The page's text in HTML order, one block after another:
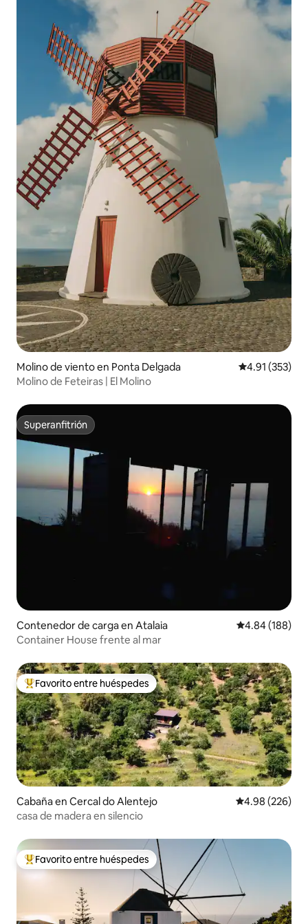
Molino de viento en Ponta Delgada Calificación
4.91 (353)
Molino de Feteiras | El Molino
Superanfitrión
Superanfitrión
Contenedor de carga en Atalaia Calificación
4.84 (188)
Container House frente al mar
De los mejores en Favorito entre huéspedes
Favorito entre huéspedes
Cabaña en Cercal do Alentejo Calificación
4.98 (226)
casa de madera en silencio
De los mejores en Favorito entre huéspedes
Favorito entre huéspedes